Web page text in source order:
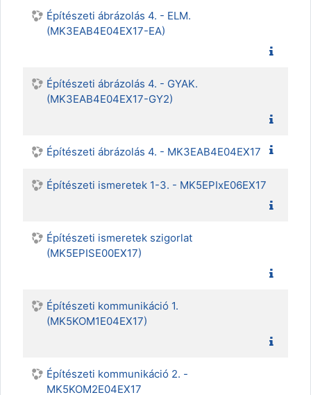
Építészeti ábrázolás 4. - ELM.
(MK3EAB4E04EX17-EA)
Építészeti ábrázolás 4. - GYAK.
(MK3EAB4E04EX17-GY2)
Építészeti ábrázolás 4. - MK3EAB4E04EX17
Építészeti ismeretek 1-3. - MK5EPIxE06EX17
Építészeti ismeretek szigorlat
(MK5EPISE00EX17)
Építészeti kommunikáció 1.
(MK5KOM1E04EX17)
Építészeti kommunikáció 2. -
MK5KOM2E04EX17